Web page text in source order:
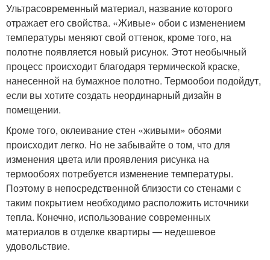
Ультрасовременный материал, название которого
отражает его свойства. «Живые» обои с изменением
температуры меняют свой оттенок, кроме того, на
полотне появляется новый рисунок. Этот необычный
процесс происходит благодаря термической краске,
нанесенной на бумажное полотно. Термообои подойдут,
если вы хотите создать неординарный дизайн в
помещении.
Кроме того, оклеивание стен «живыми» обоями
происходит легко. Но не забывайте о том, что для
изменения цвета или проявления рисунка на
термообоях потребуется изменение температуры.
Поэтому в непосредственной близости со стенами с
таким покрытием необходимо расположить источники
тепла. Конечно, использование современных
материалов в отделке квартиры — недешевое
удовольствие.